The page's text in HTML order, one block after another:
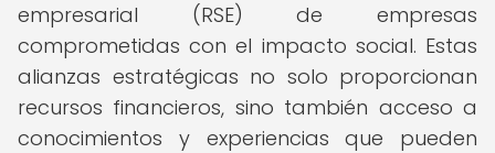
empresarial (RSE) de empresas
comprometidas con el impacto social. Estas
alianzas estratégicas no solo proporcionan
recursos financieros, sino también acceso a
conocimientos y experiencias que pueden